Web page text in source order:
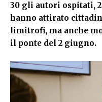
30 gli autori ospitati,
hanno attirato
limitrofi, ma anche
il ponte del 2 giugno.